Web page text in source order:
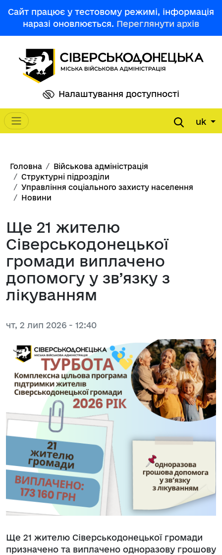
Сайт працює у тестовому режимі, інформація
наразі оновлюється. Переглянути архів
Налаштування доступності
Main navigation uk
Рядок навіґації
Головна
Військова адміністрація
Структурні підрозділи
Управління соціального захисту населення
Новини
Ще 21 жителю
Сіверськодонецької
громади виплачено
допомогу у зв’язку з
лікуванням
чт, 2 лип 2026 - 12:40
Ще 21 жителю Сіверськодонецької громади
призначено та виплачено одноразову грошову